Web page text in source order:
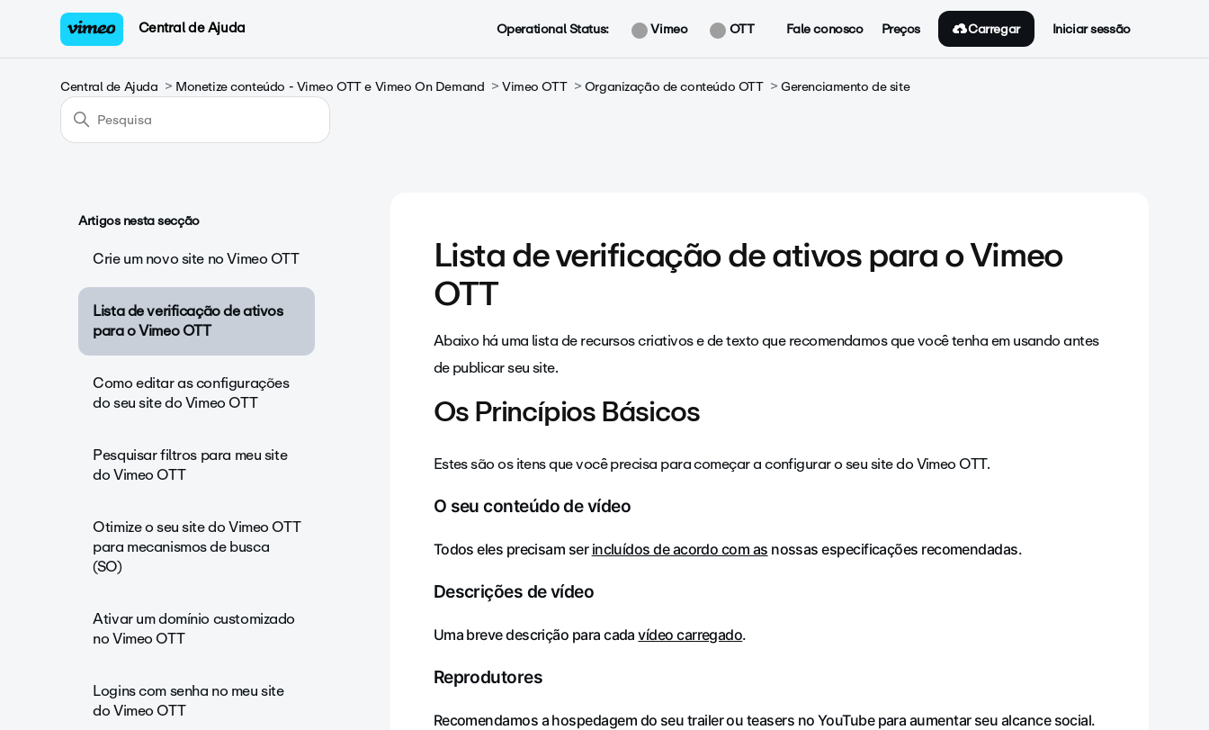
Central de Ajuda Operational Status: Vimeo OTT Fale conosco Preços Carregar Iniciar sessão
Central de Ajuda Monetize conteúdo - Vimeo OTT e Vimeo On Demand Vimeo OTT Organização de conteúdo OTT Gerenciamento de site
Artigos nesta secção
Crie um novo site no Vimeo OTT
Lista de verificação de ativos
para o Vimeo OTT
Como editar as configurações
do seu site do Vimeo OTT
Pesquisar filtros para meu site
do Vimeo OTT
Otimize o seu site do Vimeo OTT
para mecanismos de busca
(SO)
Ativar um domínio customizado
no Vimeo OTT
Logins com senha no meu site
do Vimeo OTT
Lista de verificação de ativos para o Vimeo
OTT
Abaixo há uma lista de recursos criativos e de texto que recomendamos que você tenha em usando antes
de publicar seu site.
Os Princípios Básicos
Estes são os itens que você precisa para começar a configurar o seu site do Vimeo OTT.
O seu conteúdo de vídeo
Todos eles precisam ser incluídos de acordo com as nossas especificações recomendadas.
Descrições de vídeo
Uma breve descrição para cadavídeo carregado.
Reprodutores
Recomendamos a hospedagem do seu trailer ou teasers no YouTube para aumentar seu alcance social.